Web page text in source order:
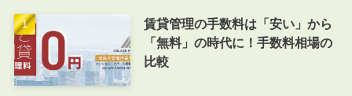
賃貸管理の手数料は「安い」から
「無料」の時代に！手数料相場の
比較